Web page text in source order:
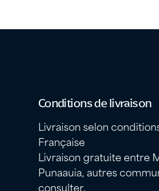
Conditions de livraison
Livraison selon
Française
Livraison gratuite entre
Punaauia, autres
consulter.